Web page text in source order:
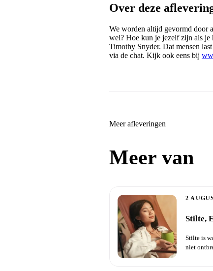
Over deze
We worden altijd gevormd door
wel? Hoe kun je jezelf zijn als je
Timothy Snyder. Dat mensen
via de chat. Kijk ook eens bij
Meer afleveringen
Meer van
2
Stilte,
Stilte is
niet